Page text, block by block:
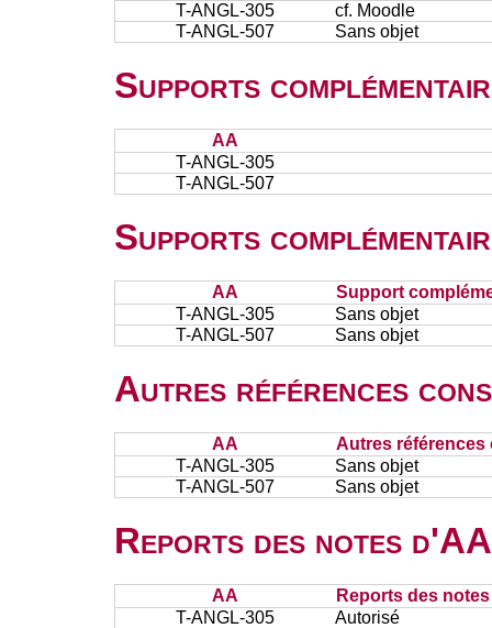
T-ANGL-305
cf. Moodle
T-ANGL-507
Sans objet
Supports
AA
T-ANGL-305
T-ANGL-507
Supports
AA
Support
T-ANGL-305
Sans objet
T-ANGL-507
Sans objet
Autres références
AA
Autres références
T-ANGL-305
Sans objet
T-ANGL-507
Sans objet
Reports des notes
AA
Reports des
T-ANGL-305
Autorisé